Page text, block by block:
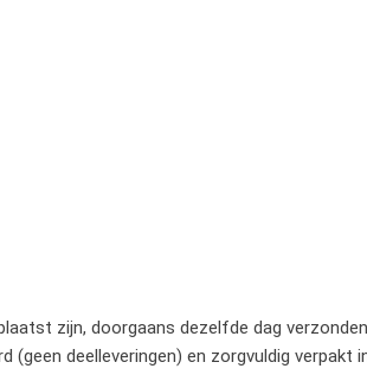
zijn, doorgaans dezelfde dag
deelleveringen) en zorgvuldig